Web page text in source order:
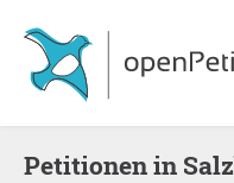
Petitionen in